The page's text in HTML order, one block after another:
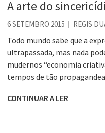
A arte do
6 SETEMBRO 2015 REGIS
Todo mundo sabe que a
ultrapassada, mas nada
mudernos “economia
tempos de tão
CONTINUAR A LER